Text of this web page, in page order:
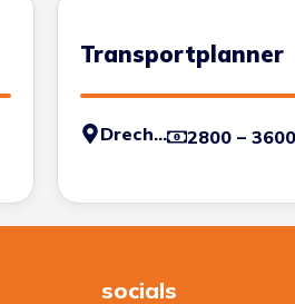
Transportplanner
Drechtsteden 2800 – 3600
socials